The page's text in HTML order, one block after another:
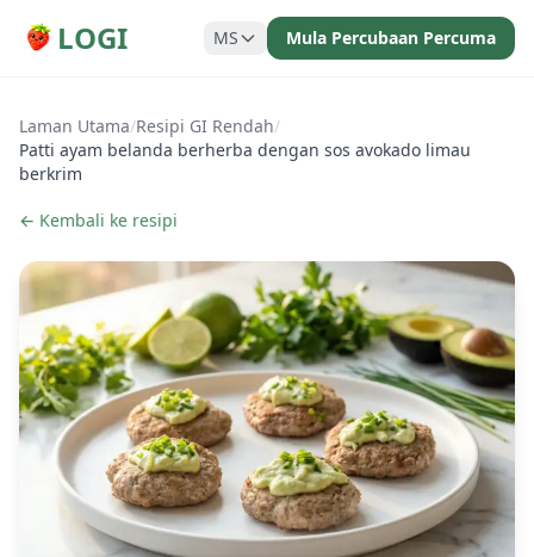
LOGI MS Mula Percubaan Percuma
Laman Utama/Resipi GI Rendah/
Patti ayam belanda berherba dengan sos avokado limau
berkrim
← Kembali ke resipi